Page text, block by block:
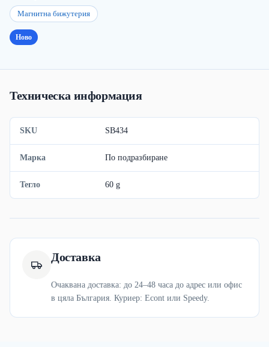
Магнитна бижутерия
Ново
Техническа информация
SKU SB434
Марка По подразбиране
Тегло 60 g
Доставка
Очаквана доставка: до 24–48 часа до адрес или офис
в цяла България. Куриер: Econt или Speedy.